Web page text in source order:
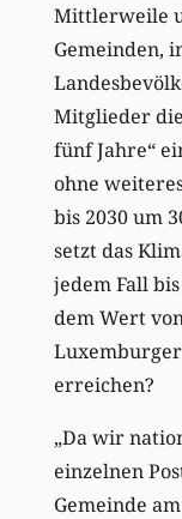
Mittlerweile
Gemeinden,
Mitglieder
fünf Jahre“
ohne
bis 2030 um
setzt das
jedem Fall
dem Wert
erreichen?
„Da wir
einzelnen
Gemeinde